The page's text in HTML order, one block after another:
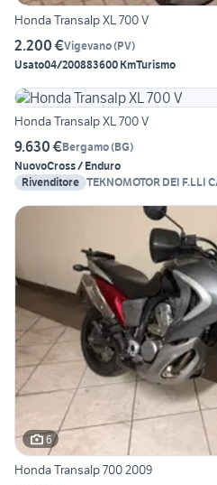
Honda Transalp XL 700 V
2.200 €Vigevano(PV)
Usato04/200883600 KmTurismo
Honda Transalp XL 700 V
9.630 €Bergamo(BG)
NuovoCross / Enduro
Rivenditore TEKNOMOTOR DEI F.LLI
6
Honda Transalp 700 2009